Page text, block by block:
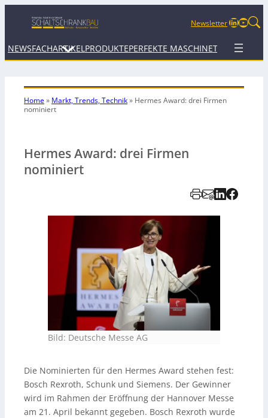
NewsletterLinkedIn
NEWSFACHARTIKEL PRODUKTEPERFEKTE MASCHINETERMINE
Home» Markt, Trends, Technik» Hermes Award: drei Firmen
nominiert
Hermes Award: drei Firmen
nominiert
Bild: Deutsche Messe AG
Die Nominierten für den Hermes Award stehen fest:
Bosch Rexroth, Schunk und Siemens. Der Gewinner
wird im Rahmen der Eröffnung der Hannover Messe
am 21. April bekannt gegeben. Bosch Rexroth wurde